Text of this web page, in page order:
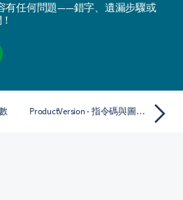
有任何問題——錯字、遺漏步驟或
ProductVersion - 指令碼與圖表函數